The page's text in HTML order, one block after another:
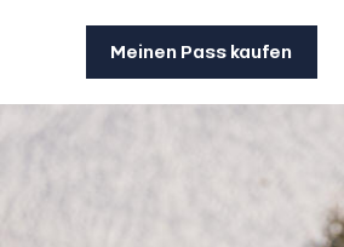
Meinen Pass kaufen